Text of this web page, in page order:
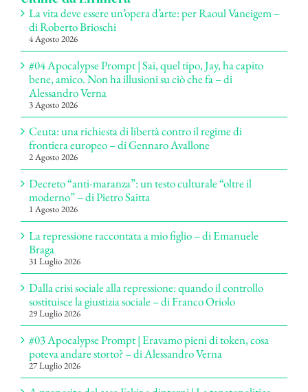
La vita deve essere un’opera d’arte: per Raoul Vaneigem –
di Roberto Brioschi
4 Agosto 2026
#04 Apocalypse Prompt | Sai, quel tipo, Jay, ha capito
bene, amico. Non ha illusioni su ciò che fa – di
Alessandro Verna
3 Agosto 2026
Ceuta: una richiesta di libertà contro il regime di
frontiera europeo – di Gennaro Avallone
2 Agosto 2026
Decreto “anti-maranza”: un testo culturale “oltre il
moderno” – di Pietro Saitta
1 Agosto 2026
La repressione raccontata a mio figlio – di Emanuele
Braga
31 Luglio 2026
Dalla crisi sociale alla repressione: quando il controllo
sostituisce la giustizia sociale – di Franco Oriolo
29 Luglio 2026
#03 Apocalypse Prompt | Eravamo pieni di token, cosa
poteva andare storto? – di Alessandro Verna
27 Luglio 2026